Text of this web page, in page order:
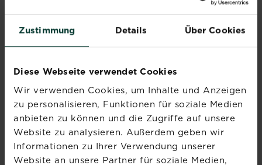
Zustimmung Details Über Cookies
Diese Webseite verwendet Cookies
Wir verwenden Cookies, um Inhalte und Anzeigen
zu personalisieren, Funktionen für soziale Medien
anbieten zu können und die Zugriffe auf unsere
Website zu analysieren. Außerdem geben wir
Informationen zu Ihrer Verwendung unserer
Website an unsere Partner für soziale Medien,
Die Pflege von Zucchinipflanzen ist an sich
unkompliziert. Sie müssen aber vor allem
regelmäßig gegossen und ab und zu gedüngt
Pflege deiner Zucchini.
ZUCCHINI RICHTIG GIESSEN
Das A und O bei der Pflege von Zucchini ist eine
ausreichende Wasserzufuhr. Fehlende
Feuchtigkeit vertragen Zucchini nicht gut. Achte